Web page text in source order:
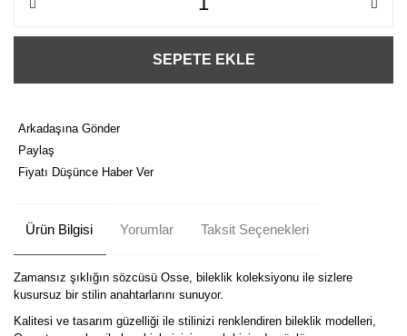
SEPETE EKLE
Arkadaşına Gönder
Paylaş
Fiyatı Düşünce Haber Ver
Ürün Bilgisi Yorumlar Taksit Seçenekleri
Zamansız şıklığın sözcüsü Osse, bileklik koleksiyonu ile sizlere
kusursuz bir stilin anahtarlarını sunuyor.
Kalitesi ve tasarım güzelliği ile stilinizi renklendiren bileklik modelleri,